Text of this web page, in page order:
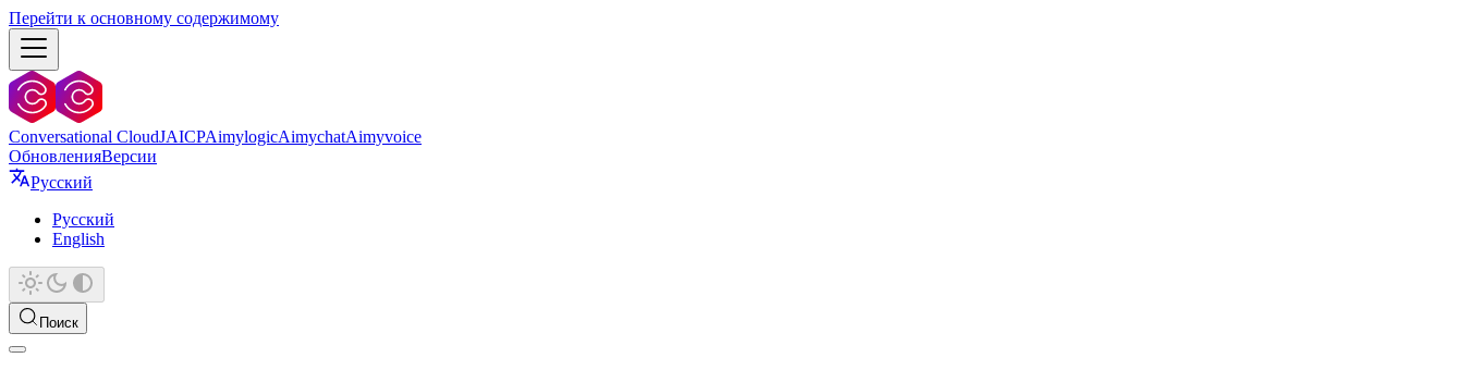
Перейти к основному содержимому
Conversational CloudJAICPAimylogicAimychatAimyvoice
ОбновленияВерсии
Русский
Русский
English
Поиск